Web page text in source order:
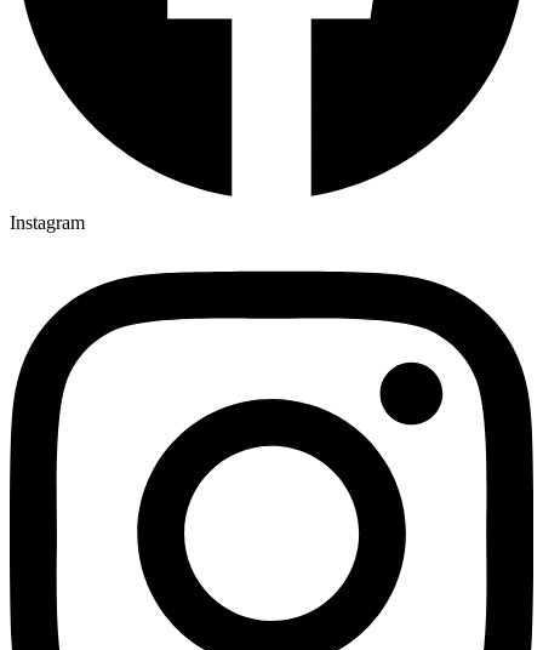
Instagram